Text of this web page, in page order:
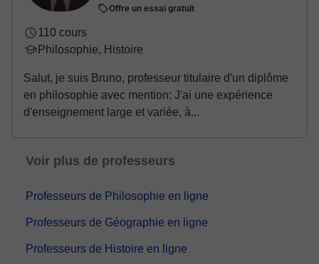
Offre un essai gratuit
110 cours
Philosophie, Histoire
Salut, je suis Bruno, professeur titulaire d'un diplôme
en philosophie avec mention; J'ai une expérience
d'enseignement large et variée, à...
Voir plus de professeurs
Professeurs de Philosophie en ligne
Professeurs de Géographie en ligne
Professeurs de Histoire en ligne